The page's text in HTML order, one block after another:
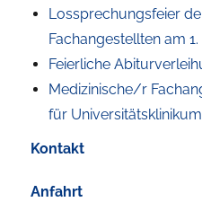
Lossprechungsfeier
Fachangestellten am
Feierliche
Medizinische/r
für
Kontakt
Anfahrt